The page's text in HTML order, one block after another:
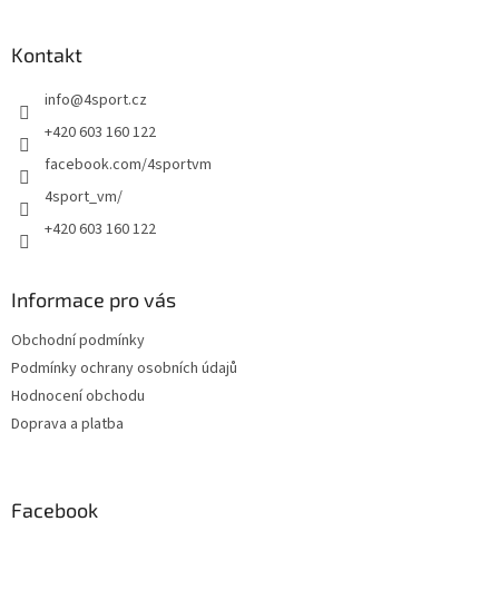
Kontakt
info@4sport.cz
+420 603 160 122
facebook.com/4sportvm
4sport_vm/
+420 603 160 122
Informace pro vás
Obchodní podmínky
Podmínky ochrany osobních údajů
Hodnocení obchodu
Doprava a platba
Facebook